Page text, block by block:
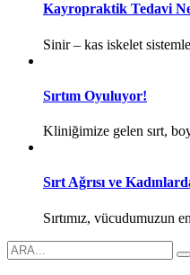
Kayropraktik Tedavi
Sinir – kas iskelet
Sırtım Oyuluyor!
Kliniğimize gelen sırt,
Sırt Ağrısı ve
Sırtımız, vücudumuzun